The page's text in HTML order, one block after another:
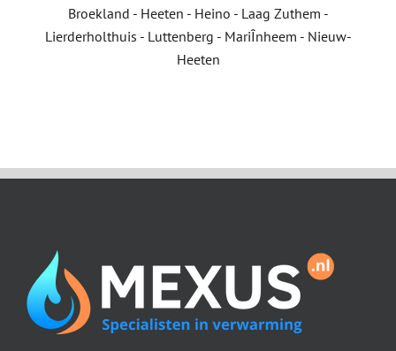
Broekland - Heeten - Heino - Laag Zuthem -
Lierderholthuis - Luttenberg - MariÎnheem - Nieuw-
Heeten